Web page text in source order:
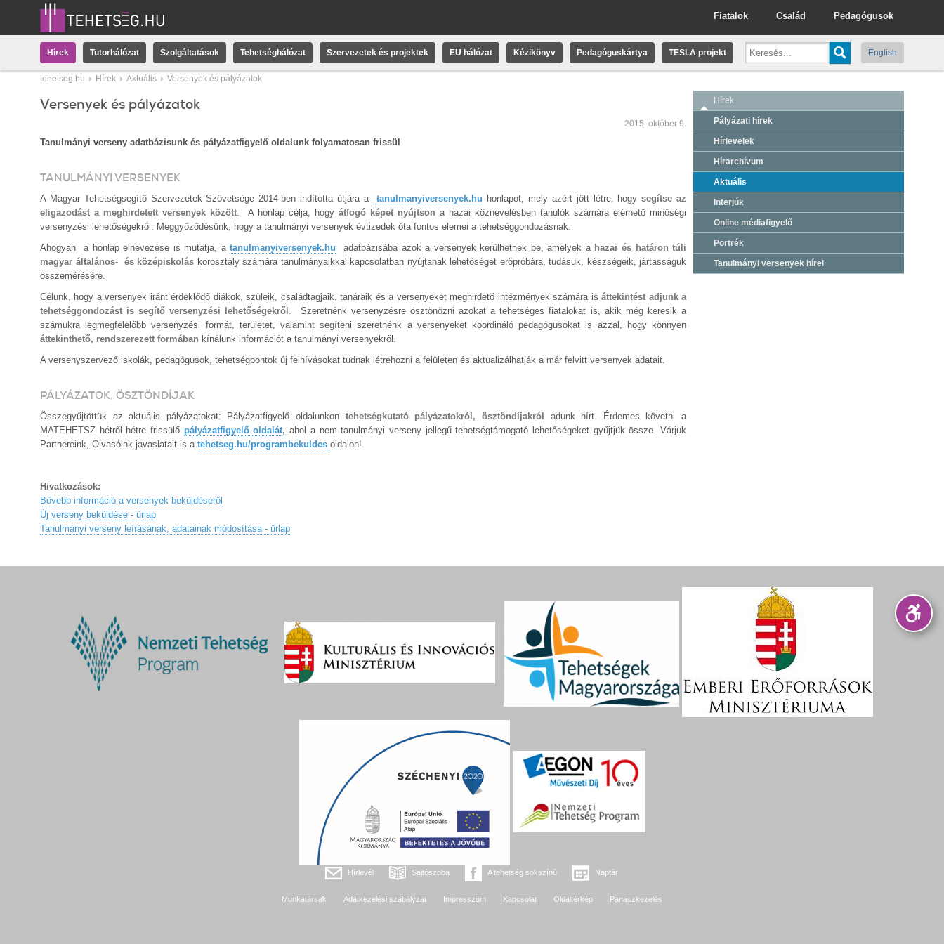
Pedagógusok
Család
Fiatalok
Hírek Tutorhálózat Szolgáltatások Tehetséghálózat Szervezetek és projektek EU hálózat Kézikönyv Pedagóguskártya TESLA projekt English
tehetseg.hu Hírek Aktuális Versenyek és pályázatok
Versenyek és pályázatok
2015. október 9.
Tanulmányi verseny adatbázisunk és pályázatfigyelő oldalunk folyamatosan frissül
TANULMÁNYI VERSENYEK
A Magyar Tehetségsegítő Szervezetek Szövetsége 2014-ben indította útjára a tanulmanyiversenyek.hu honlapot, mely azért jött létre, hogy segítse az
eligazodást a meghirdetett versenyek között. A honlap célja, hogy átfogó képet nyújtson a hazai köznevelésben tanulók számára elérhető minőségi
versenyzési lehetőségekről. Meggyőződésünk, hogy a tanulmányi versenyek évtizedek óta fontos elemei a tehetséggondozásnak.
Ahogyan a honlap elnevezése is mutatja, a tanulmanyiversenyek.hu adatbázisába azok a versenyek kerülhetnek be, amelyek a hazai és határon túli
magyar általános- és középiskolás korosztály számára tanulmányaikkal kapcsolatban nyújtanak lehetőséget erőpróbára, tudásuk, készségeik, jártasságuk
összemérésére.
Célunk, hogy a versenyek iránt érdeklődő diákok, szüleik, családtagjaik, tanáraik és a versenyeket meghirdető intézmények számára isáttekintést adjunk a
tehetséggondozást is segítő versenyzési lehetőségekről . Szeretnénk versenyzésre ösztönözni azokat a tehetséges fiatalokat is, akik még keresik a
számukra legmegfelelőbb versenyzési formát, területet, valamint segíteni szeretnénk a versenyeket koordináló pedagógusokat is azzal, hogy könnyen
áttekinthető, rendszerezett formában kínálunk információt a tanulmányi versenyekről.
A versenyszervező iskolák, pedagógusok, tehetségpontok új felhívásokat tudnak létrehozni a felületen és aktualizálhatják a már felvitt versenyek adatait.
PÁLYÁZATOK, ÖSZTÖNDÍJAK
Összegyűjtöttük az aktuális pályázatokat: Pályázatfigyelő oldalunkon tehetségkutató pályázatokról, ösztöndíjakról adunk hírt.
Érdemes követni a
MATEHETSZ hétről hétre frissülő pályázatfigyelő oldalát, ahol a nem tanulmányi verseny jellegű tehetségtámogató lehetőségeket gyűjtjük össze. Várjuk
Partnereink, Olvasóink javaslatait is a tehetseg.hu/programbekuldes oldalon!
Hivatkozások:
Bővebb információ a versenyek beküldéséről
Új verseny beküldése - űrlap
Tanulmányi verseny leírásának, adatainak módosítása - űrlap
Hírek
Pályázati hírek
Hírlevelek
Hírarchívum
Aktuális
Interjúk
Online médiafigyelő
Portrék
Tanulmányi versenyek hírei
Hírlevél Sajtószoba A tehetség sokszínű Naptár
Munkatársak Adatkezelési szabályzat Impresszum Kapcsolat Oldaltérkép Panaszkezelés